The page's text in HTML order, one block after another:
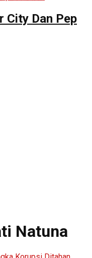
City Dan Pep
Natuna